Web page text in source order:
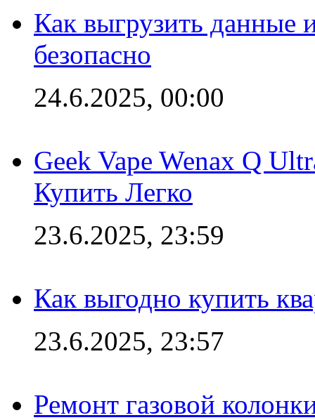
Как выгрузить данные
безопасно
24.6.2025, 00:00
Geek Vape Wenax Q
Купить Легко
23.6.2025, 23:59
Как выгодно купить
23.6.2025, 23:57
Ремонт газовой